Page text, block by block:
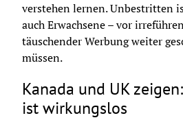
verstehen lernen. Unbestritten
auch Erwachsene – vor
täuschender Werbung weiter
müssen.
Kanada und UK
ist wirkungslos